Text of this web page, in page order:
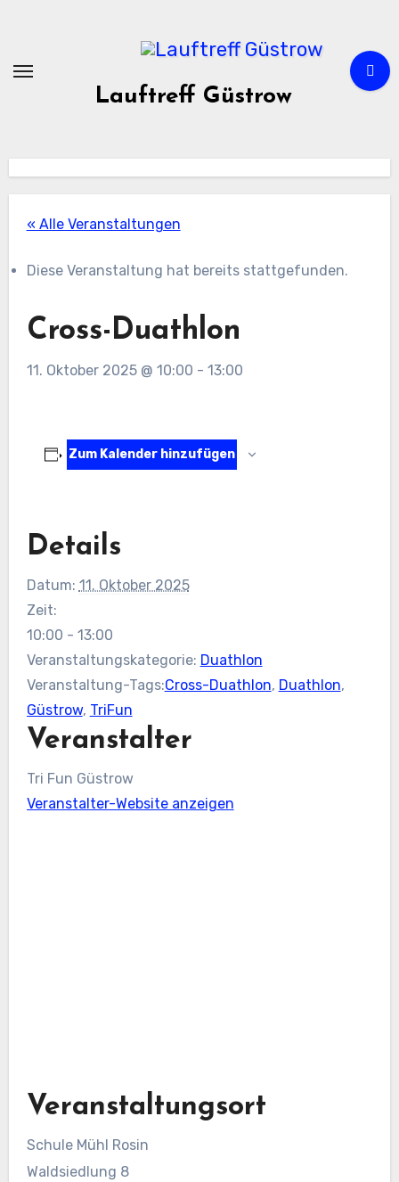
springen
Lauftreff Güstrow
« Alle Veranstaltungen
Diese Veranstaltung hat bereits stattgefunden.
Cross-Duathlon
11. Oktober 2025 @ 10:00 - 13:00
Zum Kalender hinzufügen
Details
Datum: 11. Oktober 2025
Zeit:
10:00 - 13:00
Veranstaltungskategorie: Duathlon
Veranstaltung-Tags:Cross-Duathlon, Duathlon,
Güstrow, TriFun
Veranstalter
Tri Fun Güstrow
Veranstalter-Website anzeigen
Veranstaltungsort
Schule Mühl Rosin
Waldsiedlung 8